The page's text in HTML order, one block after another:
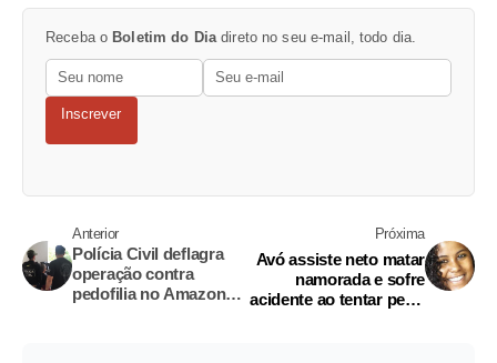
Receba o Boletim do Diadireto no seu e-mail, todo dia.
Inscrever
Anterior
Polícia Civil deflagra
operação contra
pedofilia no Amazonas
Próxima
Avó assiste neto matar
namorada e sofre
acidente ao tentar pedir